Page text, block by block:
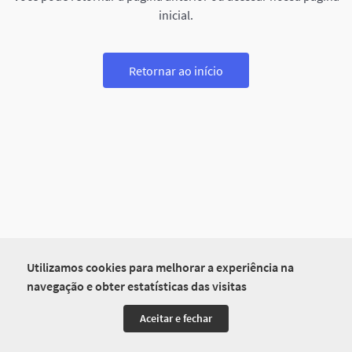
Utilizamos cookies para melhorar a experiência na
navegação e obter estatísticas das visitas
Aceitar e fechar
inicial.
Retornar ao início